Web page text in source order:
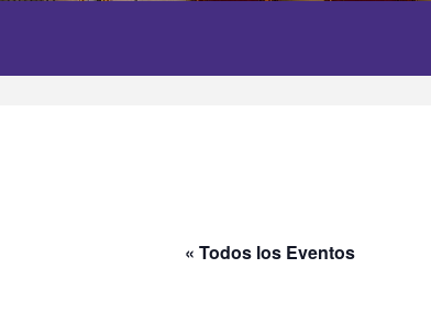
« Todos los Eventos